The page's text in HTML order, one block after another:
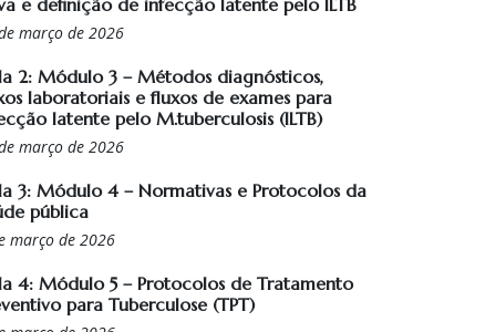
e definição de infecção latente pelo ILTB
março de 2026
2: Módulo 3 – Métodos diagnósticos,
laboratoriais e fluxos de exames para
latente pelo M.tuberculosis (ILTB)
março de 2026
3: Módulo 4 – Normativas e Protocolos da
pública
março de 2026
4: Módulo 5 – Protocolos de Tratamento
para Tuberculose (TPT)